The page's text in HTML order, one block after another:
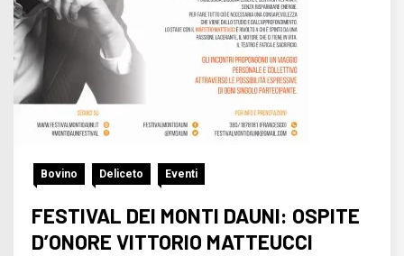
Bovino Deliceto Eventi
FESTIVAL DEI MONTI DAUNI: OSPITE
D’ONORE VITTORIO MATTEUCCI